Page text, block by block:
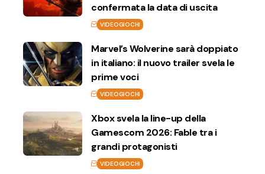
confermata la data di uscita
VIDEOGIOCHI
Marvel’s Wolverine sarà doppiato
in italiano: il nuovo trailer svela le
prime voci
VIDEOGIOCHI
Xbox svela la line-up della
Gamescom 2026: Fable tra i
grandi protagonisti
VIDEOGIOCHI